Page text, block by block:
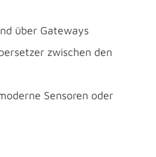
über Gateways
zwischen den
Sensoren oder